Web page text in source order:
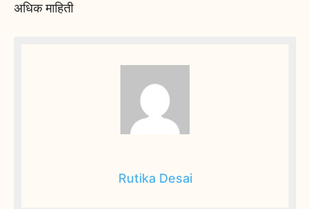
अधिक माहिती
Rutika Desai